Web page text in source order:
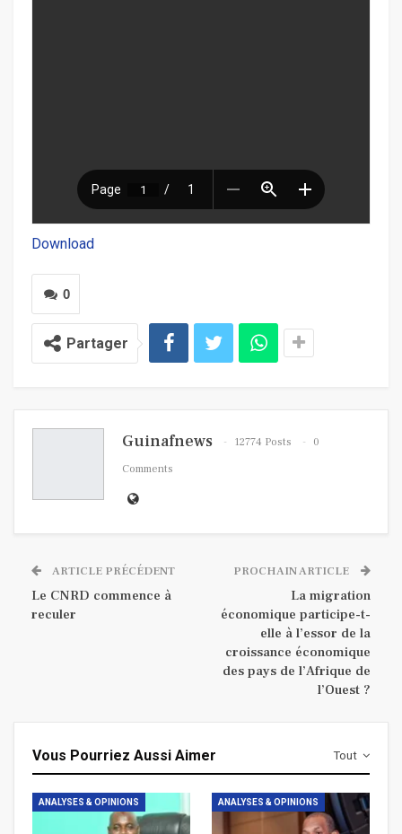
Download
0
Partager
Guinafnews 12774 Posts
0
Comments
ARTICLE PRÉCÉDENT
Le CNRD commence à
reculer
PROCHAIN ARTICLE
La migration
économique participe-t-
elle à l’essor de la
croissance économique
des pays de l’Afrique de
l’Ouest ?
Tout
Vous Pourriez Aussi Aimer
ANALYSES & OPINIONS ANALYSES & OPINIONS